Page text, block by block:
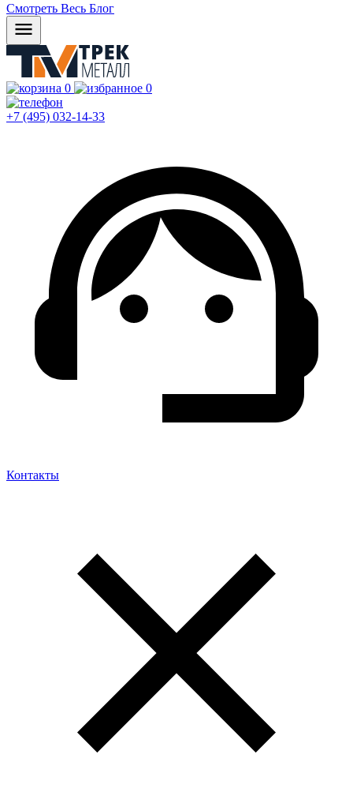
Смотреть Весь Блог
0 0
+7 (495) 032-14-33
Контакты